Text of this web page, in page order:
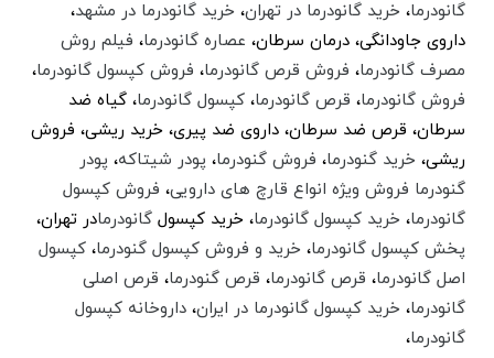
گانودرما، خرید گانودرما در تهران، خرید گانودرما در مشهد،
داروی جاودانگی، درمان سرطان، عصاره گانودرما،فیلم روش
مصرف گانودرما،‌فروش قرص گانودرما، فروش کپسول گانودرما،
فروش گانودرما، قرص گانودرما، کپسول گانودرما، گیاه ضد
سرطان،‌ قرص ضد سرطان، داروی ضد پیری، خرید ریشی،‌ فروش
ریشی، خرید گنودرما، فروش گنودرما، پودر شیتاکه، پودر
گنودرما فروش ویژه انواع قارچ های دارویی، فروش کپسول
گانودرما، خرید کپسول گانودرما، خرید کپسول گانودرمادر تهران،
پخش کپسول گانودرما، خرید و فروش کپسول گنودرما، کپسول
اصل گانودرما،قرص گانودرما، قرص گنودرما، قرص اصلی
گانودرما، خرید کپسول گانودرما در ایران، داروخانه کپسول
گانودرما،